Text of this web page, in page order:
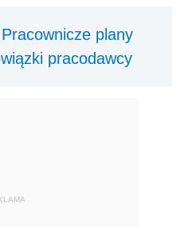
plany
pracodawcy